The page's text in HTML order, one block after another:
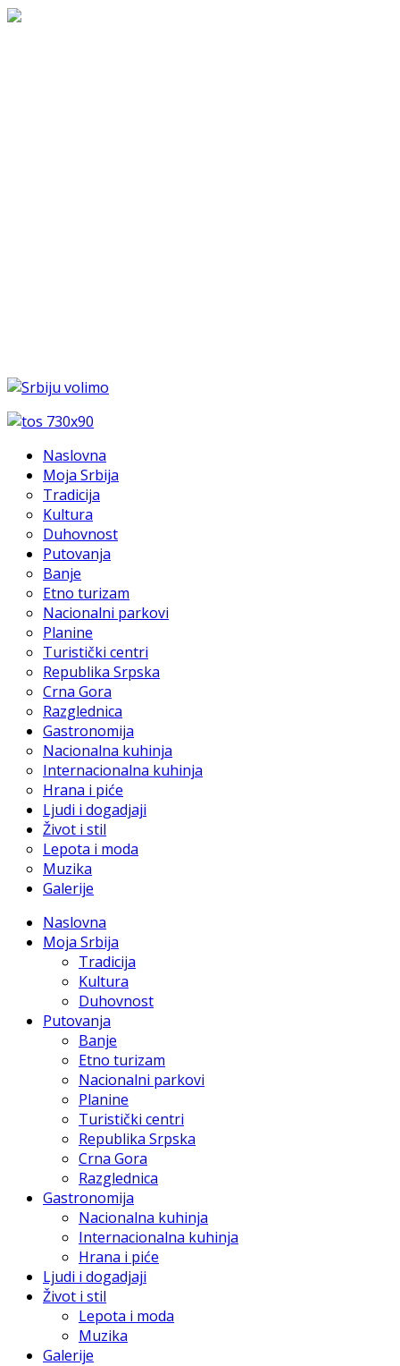
Naslovna
Moja Srbija
Tradicija
Kultura
Duhovnost
Putovanja
Banje
Etno turizam
Nacionalni parkovi
Planine
Turistički centri
Republika Srpska
Crna Gora
Razglednica
Gastronomija
Nacionalna kuhinja
Internacionalna kuhinja
Hrana i piće
Ljudi i dogadjaji
Život i stil
Lepota i moda
Muzika
Galerije
Naslovna
Moja Srbija
Tradicija
Kultura
Duhovnost
Putovanja
Banje
Etno turizam
Nacionalni parkovi
Planine
Turistički centri
Republika Srpska
Crna Gora
Razglednica
Gastronomija
Nacionalna kuhinja
Internacionalna kuhinja
Hrana i piće
Ljudi i dogadjaji
Život i stil
Lepota i moda
Muzika
Galerije